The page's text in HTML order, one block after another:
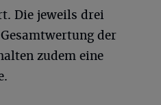
Die jeweils drei
der
zudem eine